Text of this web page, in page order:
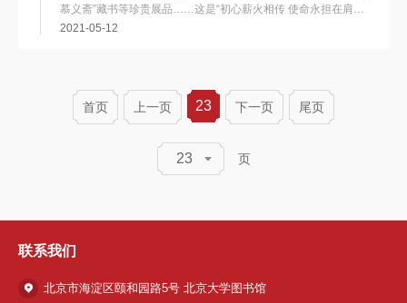
慕义斋”藏书等珍贵展品……这是“初心薪火相传 使命永担在肩
——北京大学庆祝中国共产党成立...
2021-05-12
首页 上一页 23 下一页 尾页
23 页
联系我们
北京市海淀区颐和园路5号 北京大学图书馆